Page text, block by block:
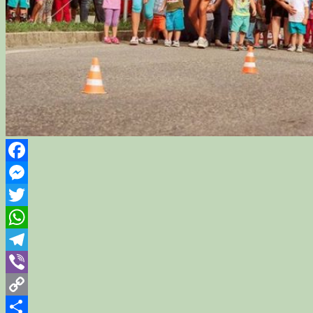
Facebook
Messenger
Twitter
WhatsApp
Telegram
Viber
Copy